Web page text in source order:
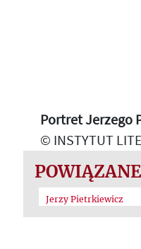
Portret Jerzego
© INSTYTUT
Jerzy Pietrkiewicz